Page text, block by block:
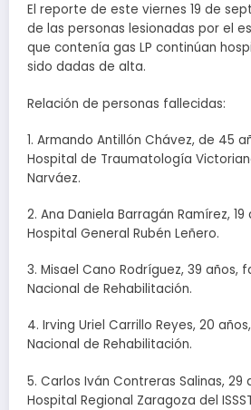
El reporte de este viernes 19 de
de las personas lesionadas por el
que contenía gas LP continúan
sido dadas de alta.
Relación de personas fallecidas:
1. Armando Antillón Chávez, de 45
Hospital de Traumatología
Narváez.
2. Ana Daniela Barragán Ramírez,
Hospital General Rubén Leñero.
3. Misael Cano Rodríguez, 39 años,
Nacional de Rehabilitación.
4. Irving Uriel Carrillo Reyes, 20
Nacional de Rehabilitación.
5. Carlos Iván Contreras Salinas, 29
Hospital Regional Zaragoza del